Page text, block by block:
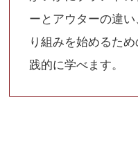
ーとアウターの違
り組みを始めるた
践的に学べます。